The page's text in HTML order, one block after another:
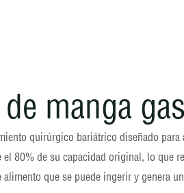
manga
quirúrgico bariátrico diseñado
80% de su capacidad original, lo que
que se puede ingerir y genera